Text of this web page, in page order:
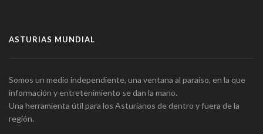
ASTURIAS MUNDIAL
Somos un medio independiente, una ventana al paraíso, en la que
información y entretenimiento se dan la mano.
Una herramienta útil para los Asturianos de dentro y fuera de la
región.